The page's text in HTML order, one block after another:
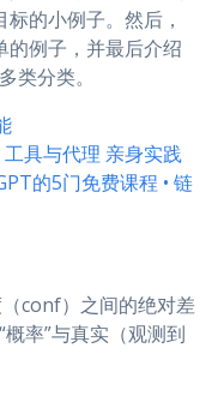
的小例子。然后，
的例子，并最后介绍
类分类。
具与代理 亲身实践
的5门免费课程 • 链
conf）之间的绝对差
率”与真实（观测到